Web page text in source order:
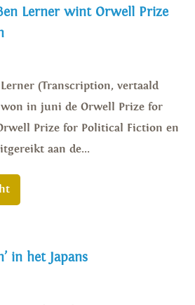
Lerner wint Orwell Prize
(Transcription, vertaald
in juni de Orwell Prize for
Prize for Political Fiction en
aan de...
in het Japans